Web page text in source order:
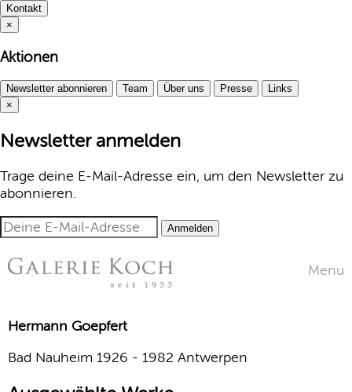
Kontakt
×
Aktionen
Newsletter abonnieren Team Über uns Presse
Links
×
Newsletter anmelden
Trage deine E-Mail-Adresse ein, um den Newsletter zu
abonnieren.
Anmelden
Menu
Hermann Goepfert
Bad Nauheim 1926 - 1982 Antwerpen